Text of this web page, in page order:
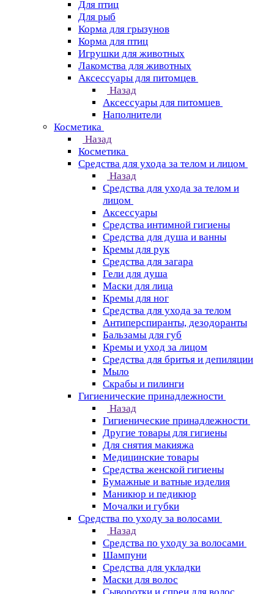
Для птиц
Для рыб
Корма для грызунов
Корма для птиц
Игрушки для животных
Лакомства для животных
Аксессуары для питомцев
Назад
Аксессуары для питомцев
Наполнители
Косметика
Назад
Косметика
Средства для ухода за телом и лицом
Назад
Средства для ухода за телом и
лицом
Аксессуары
Средства интимной гигиены
Средства для душа и ванны
Кремы для рук
Средства для загара
Гели для душа
Маски для лица
Кремы для ног
Средства для ухода за телом
Антиперспиранты, дезодоранты
Бальзамы для губ
Кремы и уход за лицом
Средства для бритья и депиляции
Мыло
Скрабы и пилинги
Гигиенические принадлежности
Назад
Гигиенические принадлежности
Другие товары для гигиены
Для снятия макияжа
Медицинские товары
Средства женской гигиены
Бумажные и ватные изделия
Маникюр и педикюр
Мочалки и губки
Средства по уходу за волосами
Назад
Средства по уходу за волосами
Шампуни
Средства для укладки
Маски для волос